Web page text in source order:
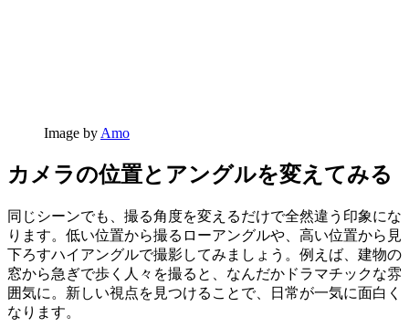
Image by Amo
カメラの位置とアングルを変えてみる
同じシーンでも、撮る角度を変えるだけで全然違う印象にな
ります。低い位置から撮るローアングルや、高い位置から見
下ろすハイアングルで撮影してみましょう。例えば、建物の
窓から急ぎで歩く人々を撮ると、なんだかドラマチックな雰
囲気に。新しい視点を見つけることで、日常が一気に面白く
なります。